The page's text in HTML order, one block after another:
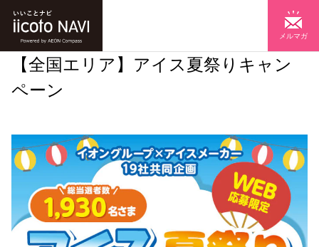
メルマガ
【全国エリア】アイス夏祭りキャン
ペーン